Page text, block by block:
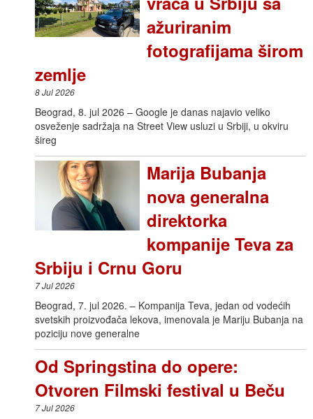
ažuriranim
fotografijama širom
zemlje
8 Jul 2026
Beograd, 8. jul 2026 – Google je danas najavio veliko
osveženje sadržaja na Street View usluzi u Srbiji, u okviru
šireg
Marija Bubanja
nova generalna
direktorka
kompanije Teva za
Srbiju i Crnu Goru
7 Jul 2026
Beograd, 7. jul 2026. – Kompanija Teva, jedan od vodećih
svetskih proizvođača lekova, imenovala je Mariju Bubanja na
poziciju nove generalne
Od Springstina do opere:
Otvoren Filmski festival u Beču
7 Jul 2026